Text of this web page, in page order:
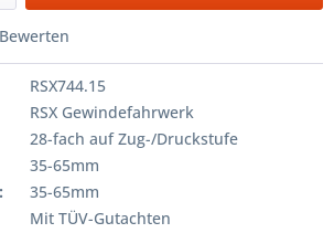
Bewerten
RSX744.15
RSX Gewindefahrwerk
28-fach auf Zug-/Druckstufe
35-65mm
35-65mm
Mit TÜV-Gutachten